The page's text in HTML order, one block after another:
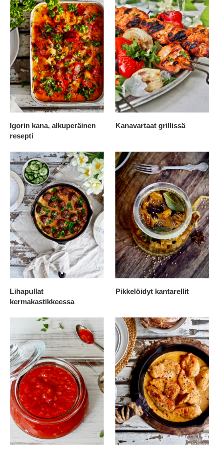
Igorin kana, alkuperäinen
resepti
Kanavartaat grillissä
Lihapullat
kermakastikkeessa
Pikkelöidyt kantarellit